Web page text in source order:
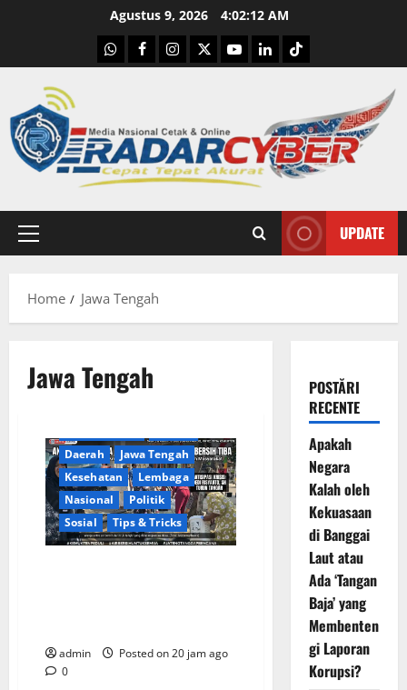
Agustus 9, 2026 4:02:13 AM
WhatsApp
Facebook
Instagram
X YoutubelinkedinTiktok
Primary
UPDATE
Home Jawa Tengah
Jawa Tengah
Daerah
Jawa Tengah
Kesehatan
Lembaga
Nasional
Politik
Sosial
Tips & Tricks
admin
Posted on 20 jam ago
0
POSTĂRI
RECENTE
Apakah
Negara
Kalah oleh
Kekuasaan
di Banggai
Laut atau
Ada ‘Tangan
Baja’ yang
Membenten
gi Laporan
Korupsi?